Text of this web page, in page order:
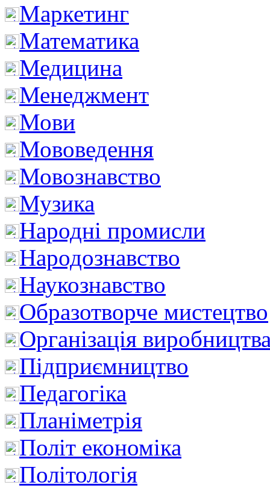
Маркетинг
Математика
Медицина
Менеджмент
Мови
Мововедення
Мовознавство
Музика
Народні промисли
Народознавство
Наукознавство
Образотворче мистецтво
Організація
Підприємництво
Педагогіка
Планіметрія
Політ економіка
Політологія